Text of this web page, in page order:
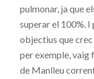
pulmonar, ja que
superar el 100%. I
objectius que
per exemple, vaig
de Manlleu